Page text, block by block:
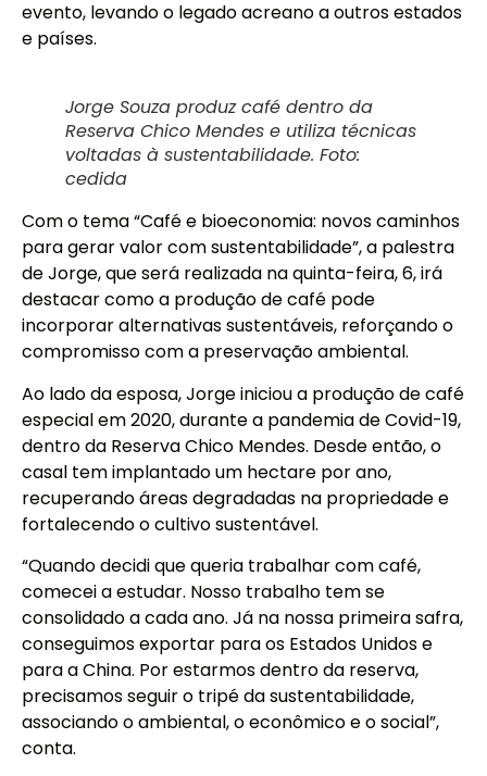
evento, levando o legado acreano a outros estados
e países.
Jorge Souza produz café dentro da
Reserva Chico Mendes e utiliza técnicas
voltadas à sustentabilidade. Foto:
cedida
Com o tema “Café e bioeconomia: novos caminhos
para gerar valor com sustentabilidade”, a palestra
de Jorge, que será realizada na quinta-feira, 6, irá
destacar como a produção de café pode
incorporar alternativas sustentáveis, reforçando o
compromisso com a preservação ambiental.
Ao lado da esposa, Jorge iniciou a produção de café
especial em 2020, durante a pandemia de Covid-19,
dentro da Reserva Chico Mendes. Desde então, o
casal tem implantado um hectare por ano,
recuperando áreas degradadas na propriedade e
fortalecendo o cultivo sustentável.
“Quando decidi que queria trabalhar com café,
comecei a estudar. Nosso trabalho tem se
consolidado a cada ano. Já na nossa primeira safra,
conseguimos exportar para os Estados Unidos e
para a China. Por estarmos dentro da reserva,
precisamos seguir o tripé da sustentabilidade,
associando o ambiental, o econômico e o social”,
conta.